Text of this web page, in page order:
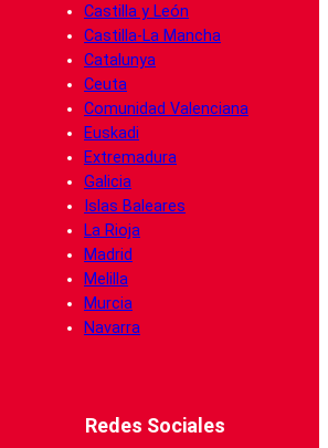
Castilla y León
Castilla-La Mancha
Catalunya
Ceuta
Comunidad Valenciana
Euskadi
Extremadura
Galicia
Islas Baleares
La Rioja
Madrid
Melilla
Murcia
Navarra
Redes Sociales